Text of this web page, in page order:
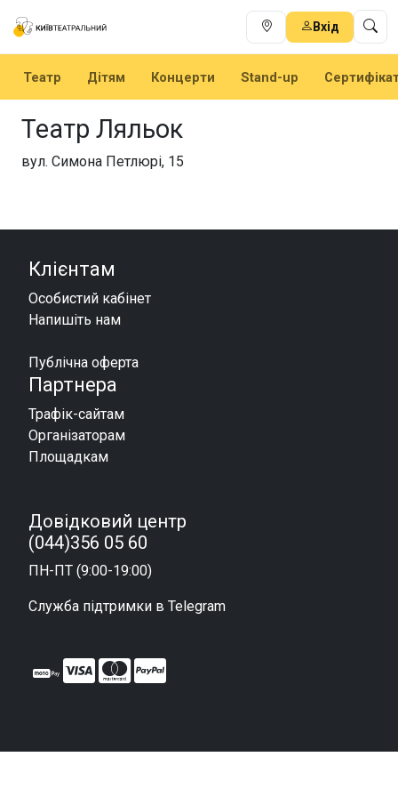
Вхід
Театр Дітям Концерти Stand-up
Театр Ляльок
вул. Симона Петлюрі, 15
Клієнтам
Особистий кабінет
Напишіть нам
Публічна оферта
Партнера
Трафік-сайтам
Організаторам
Площадкам
Довідковий центр
(044)356 05 60
ПН-ПТ (9:00-19:00)
Служба підтримки в Telegram